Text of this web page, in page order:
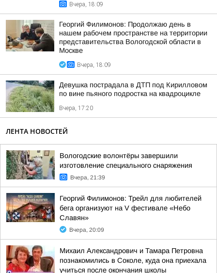
Вчера, 18:09
Георгий Филимонов: Продолжаю день в
нашем рабочем пространстве на территории
представительства Вологодской области в
Москве
Вчера, 18:09
Девушка пострадала в ДТП под Кирилловом
по вине пьяного подростка на квадроцикле
Вчера, 17:20
ЛЕНТА НОВОСТЕЙ
Вологодские волонтёры завершили
изготовление специального снаряжения
Вчера, 21:39
Георгий Филимонов: Трейл для любителей
бега организуют на V фестивале «Небо
Славян»
Вчера, 20:09
Михаил Александрович и Тамара Петровна
познакомились в Соколе, куда она приехала
учиться после окончания школы